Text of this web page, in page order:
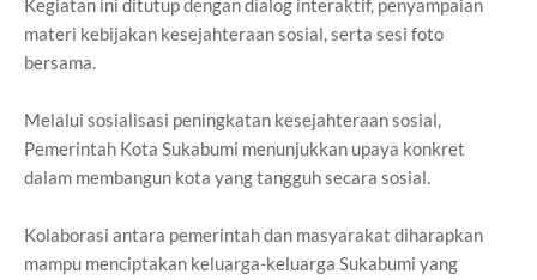
Kegiatan ini ditutup dengan dialog interaktif, penyampaian
materi kebijakan kesejahteraan sosial, serta sesi foto
bersama.
Melalui sosialisasi peningkatan kesejahteraan sosial,
Pemerintah Kota Sukabumi menunjukkan upaya konkret
dalam membangun kota yang tangguh secara sosial.
Kolaborasi antara pemerintah dan masyarakat diharapkan
mampu menciptakan keluarga-keluarga Sukabumi yang